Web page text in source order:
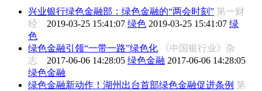
兴业银行绿色金融部：绿色金融的“两会时刻” 第一财
经 2019-03-25 15:41:07 绿色 2019-03-25 15:41:07 绿
色
绿色金融引领“一带一路”绿色化
《中国银行业》杂
志 2017-06-06 14:28:05 绿色金融 2017-06-06 14:28:05
绿色金融
绿色金融新动作！湖州出台首部绿色金融促进条例 第